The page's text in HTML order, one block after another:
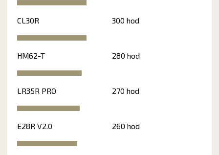
CL30R 300 hod
HM62-T 280 hod
LR35R PRO 270 hod
E28R V2.0 260 hod